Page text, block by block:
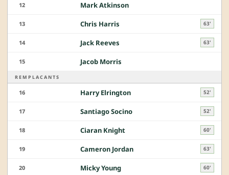
12 Mark Atkinson
13 Chris Harris 63'
14 Jack Reeves 63'
15 Jacob Morris
REMPLACANTS
16 Harry Elrington 52'
17 Santiago Socino 52'
18 Ciaran Knight 60'
19 Cameron Jordan 63'
20 Micky Young 60'